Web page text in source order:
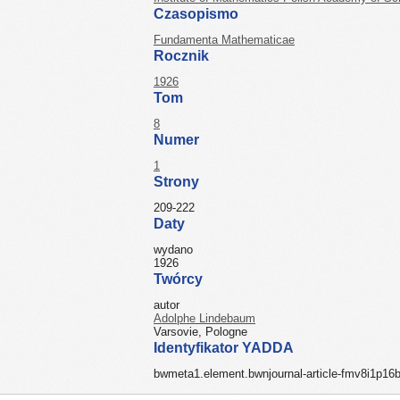
Czasopismo
Fundamenta Mathematicae
Rocznik
1926
Tom
8
Numer
1
Strony
209-222
Daty
wydano
1926
Twórcy
autor
Adolphe Lindebaum
Varsovie, Pologne
Identyfikator YADDA
bwmeta1.element.bwnjournal-article-